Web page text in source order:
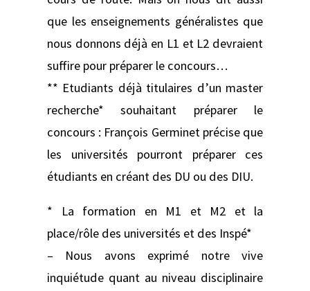
que les enseignements généralistes que
nous donnons déjà en L1 et L2 devraient
suffire pour préparer le concours…
** Etudiants déjà titulaires d’un master
recherche* souhaitant préparer le
concours : François Germinet précise que
les universités pourront préparer ces
étudiants en créant des DU ou des DIU.
* La formation en M1 et M2 et la
place/rôle des universités et des Inspé*
– Nous avons exprimé notre vive
inquiétude quant au niveau disciplinaire